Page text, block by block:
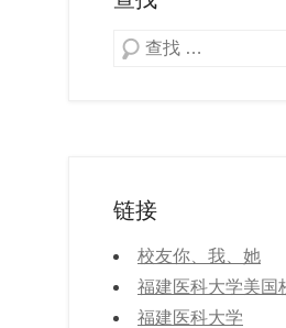
Search
链接
校友你、我、她
福建医科大学美国
福建医科大学